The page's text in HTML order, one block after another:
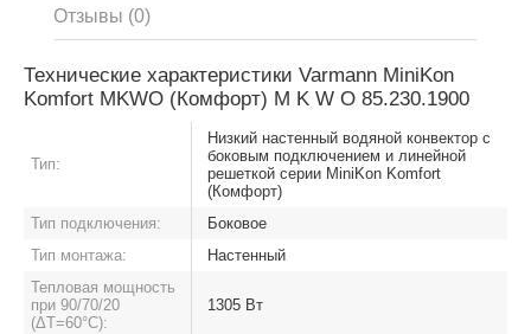
Отзывы (0)
Технические характеристики Varmann MiniKon
Komfort MKWO (Комфорт) M K W O 85.230.1900
Тип:
Низкий настенный водяной конвектор с
боковым подключением и линейной
решеткой серии MiniKon Komfort
(Комфорт)
Тип подключения:
Боковое
Тип монтажа:
Настенный
Тепловая мощность
при 90/70/20
(ΔT=60°C):
1305 Вт